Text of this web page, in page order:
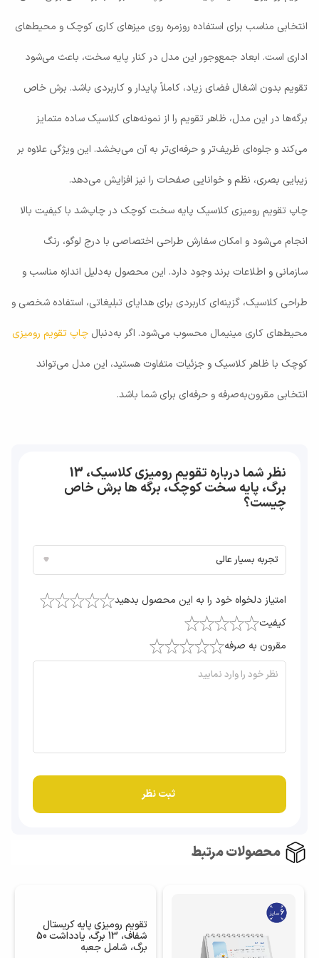
انتخابی مناسب برای استفاده روزمره روی میزهای کاری کوچک و محیط‌های
اداری است. ابعاد جمع‌وجور این مدل در کنار پایه سخت، باعث می‌شود
تقویم بدون اشغال فضای زیاد، کاملاً پایدار و کاربردی باشد. برش خاص
برگه‌ها در این مدل، ظاهر تقویم را از نمونه‌های کلاسیک ساده متمایز
می‌کند و جلوه‌ای ظریف‌تر و حرفه‌ای‌تر به آن می‌بخشد. این ویژگی علاوه بر
زیبایی بصری، نظم و خوانایی صفحات را نیز افزایش می‌دهد.
چاپ تقویم رومیزی کلاسیک پایه سخت کوچک در چاپ‌شد با کیفیت بالا
انجام می‌شود و امکان سفارش طراحی اختصاصی با درج لوگو، رنگ
سازمانی و اطلاعات برند وجود دارد. این محصول به‌دلیل اندازه مناسب و
طراحی کلاسیک، گزینه‌ای کاربردی برای هدایای تبلیغاتی، استفاده شخصی و
محیط‌های کاری مینیمال محسوب می‌شود. اگر به‌دنبال چاپ تقویم رومیزی
کوچک با ظاهر کلاسیک و جزئیات متفاوت هستید، این مدل می‌تواند
انتخابی مقرون‌به‌صرفه و حرفه‌ای برای شما باشد.
نظر شما درباره تقویم رومیزی کلاسیک، 13
برگ، پایه سخت کوچک، برگه ها برش خاص
چیست؟
امتیاز دلخواه خود را به این محصول بدهید
کیفیت
مقرون به صرفه
محصولات مرتبط